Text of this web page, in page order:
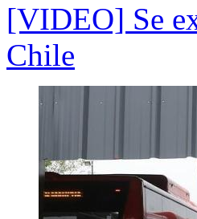
[VIDEO] Se
Chile